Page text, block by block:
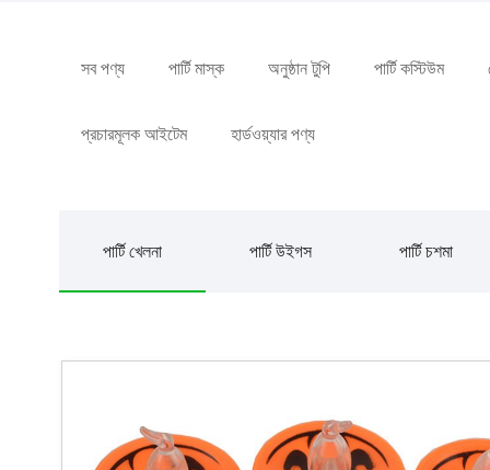
সব পণ্য পার্টি মাস্ক অনুষ্ঠান টুপি পার্টি কস্টিউম
প্রচারমূলক আইটেম হার্ডওয়্যার পণ্য
পার্টি খেলনা পার্টি উইগস পার্টি চশমা